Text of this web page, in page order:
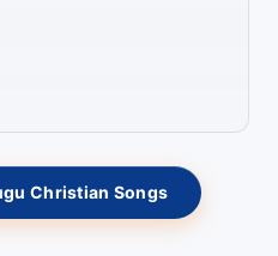
Christian Songs